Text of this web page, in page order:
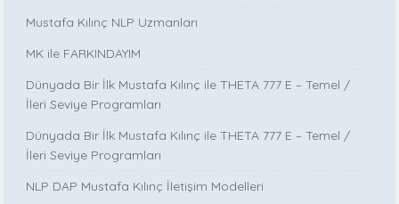
Mustafa Kılınç NLP Uzmanları
MK ile FARKINDAYIM
Dünyada Bir İlk Mustafa Kılınç ile THETA 777 E – Temel /
İleri Seviye Programları
Dünyada Bir İlk Mustafa Kılınç ile THETA 777 E – Temel /
İleri Seviye Programları
NLP DAP Mustafa Kılınç İletişim Modelleri